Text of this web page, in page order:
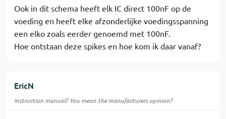
Ook in dit schema heeft elk IC direct 100nF op de
voeding en heeft elke afzonderlijke voedingsspanning
een elko zoals eerder genoemd met 100nF.
Hoe ontstaan deze spikes en hoe kom ik daar vanaf?
EricN
Instruction manual? You mean the manufacturers opinion?